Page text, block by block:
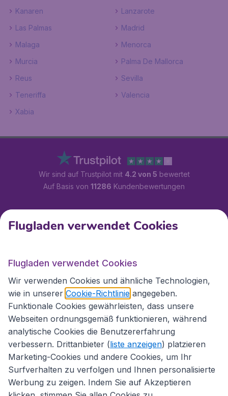
Kanaren
Lanzarote
Las Palmas
Madrid
Malaga
Menorca
Murcia
Palma De Mallorca
Reus
Sevilla
Teneriffa
Valencia
Xabia
Wir sind auf Trustpilot mit 4.2 von 5 bewertet
Auf Basis von 11286 Kundenbewertungen
Kundenservice
Flugladen.at
Internationale Webseiten
Flugladen verwendet Cookies
Flugladen verwendet Cookies
Wir verwenden Cookies und ähnliche Technologien,
wie in unserer Cookie-Richtlinie angegeben.
Funktionale Cookies gewährleisten, dass unsere
Webseiten ordnungsgemäß funktionieren, während
analytische Cookies die Benutzererfahrung
verbessern. Drittanbieter (liste anzeigen) platzieren
Marketing-Cookies und andere Cookies, um Ihr
Surfverhalten zu verfolgen und Ihnen personalisierte
Werbung zu zeigen. Indem Sie auf Akzeptieren